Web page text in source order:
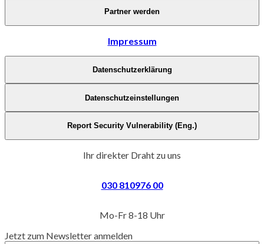
Partner werden
Impressum
Datenschutzerklärung
Datenschutzeinstellungen
Report Security Vulnerability (Eng.)
Ihr direkter Draht zu uns
030 810976 00
Mo-Fr 8-18 Uhr
Jetzt zum Newsletter anmelden